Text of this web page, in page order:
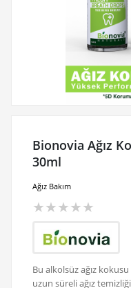
Bionovia Ağız
30ml
Ağız Bakım
★★★★★
Bu alkolsüz ağız
uzun süreli ağız